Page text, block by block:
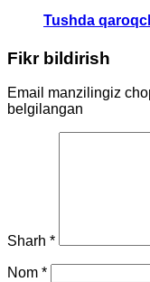
Tushda
Fikr bildirish
Email manzilingiz
belgilangan
Sharh *
Nom *